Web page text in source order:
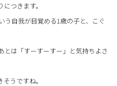
つきます。
う自我が目覚める1歳の子と、こぐ
とは「すーすーすー」と気持ちよさ
うですね。